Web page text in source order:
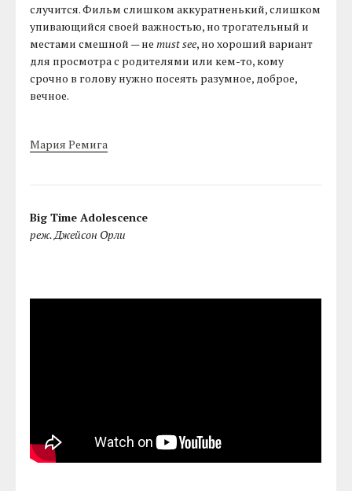
случится. Фильм слишком аккуратненький, слишком
упивающийся своей важностью, но трогательный и
местами смешной — неmust see, но хороший вариант
для просмотра с родителями или кем-то, кому
срочно в голову нужно посеять разумное, доброе,
вечное.
Мария Ремига
Big Time Adolescence
реж. Джейсон Орли